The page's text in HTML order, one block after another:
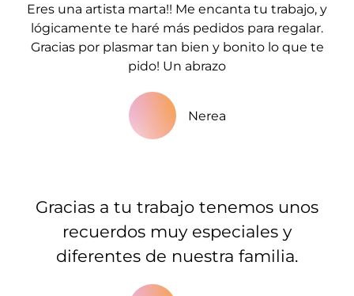
Eres una artista marta!! Me encanta tu trabajo, y
lógicamente te haré más pedidos para regalar.
Gracias por plasmar tan bien y bonito lo que te
pido! Un abrazo
Nerea
Gracias a tu trabajo tenemos unos
recuerdos muy especiales y
diferentes de nuestra familia.